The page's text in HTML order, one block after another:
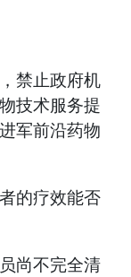
禁止政府机
技术服务提
军前沿药物
的疗效能否
尚不完全清